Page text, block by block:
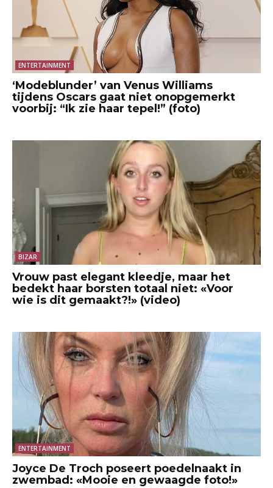
ENTERTAINMENT
‘Modeblunder’ van Venus Williams
tijdens Oscars gaat niet onopgemerkt
voorbij: “Ik zie haar tepel!” (foto)
BIZAR
Vrouw past elegant kleedje, maar het
bedekt haar borsten totaal niet: «Voor
wie is dit gemaakt?!» (video)
ENTERTAINMENT
Joyce De Troch poseert poedelnaakt in
zwembad: «Mooie en gewaagde foto!»